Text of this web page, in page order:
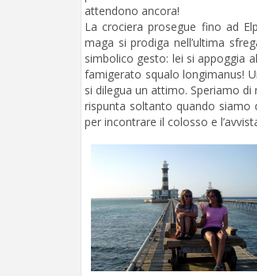
attendono ancora!
La crociera prosegue fino ad
maga si prodiga nell’ultima
simbolico gesto: lei si appoggia
famigerato squalo longimanus!
si dilegua un attimo. Speriamo
rispunta soltanto quando siamo
per incontrare il colosso e